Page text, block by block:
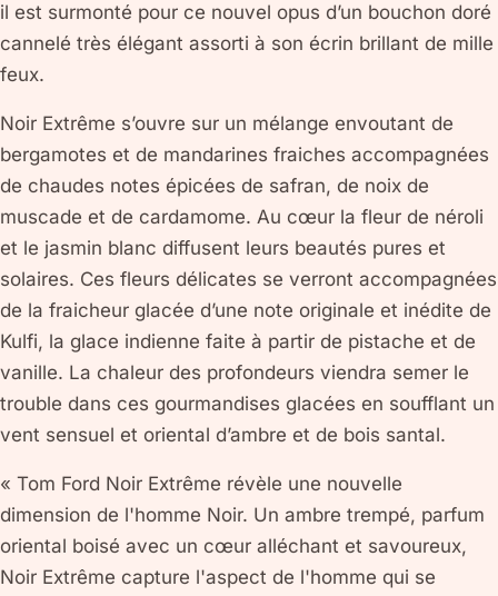
il est surmonté pour ce nouvel opus d’un bouchon doré
cannelé très élégant assorti à son écrin brillant de mille
feux.
Noir Extrême s’ouvre sur un mélange envoutant de
bergamotes et de mandarines fraiches accompagnées
de chaudes notes épicées de safran, de noix de
muscade et de cardamome. Au cœur la fleur de néroli
et le jasmin blanc diffusent leurs beautés pures et
solaires. Ces fleurs délicates se verront accompagnées
de la fraicheur glacée d’une note originale et inédite de
Kulfi, la glace indienne faite à partir de pistache et de
vanille. La chaleur des profondeurs viendra semer le
trouble dans ces gourmandises glacées en soufflant un
vent sensuel et oriental d’ambre et de bois santal.
« Tom Ford Noir Extrême révèle une nouvelle
dimension de l'homme Noir. Un ambre trempé, parfum
oriental boisé avec un cœur alléchant et savoureux,
Noir Extrême capture l'aspect de l'homme qui se